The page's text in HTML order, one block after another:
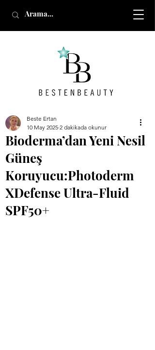
Bioderma’dan Yeni Nesil
Güneş
Koruyucu:Photoderm
XDefense Ultra-Fluid
SPF50+
Beste Ertan
10 May 2025 2 dakikada okunur